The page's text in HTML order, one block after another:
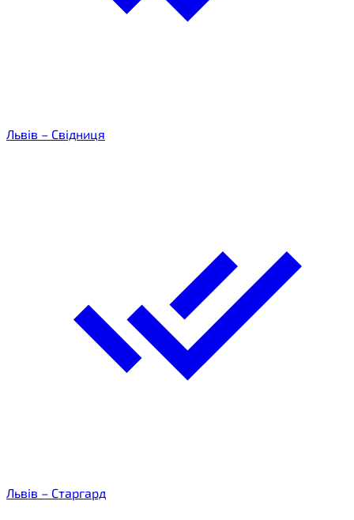
Львів – Свідниця
Львів – Старгард